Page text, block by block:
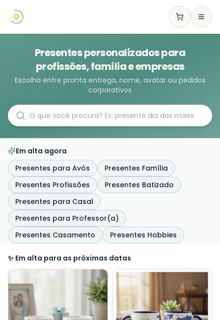
Presentes personalizados para
profissões, família e empresas
Escolha entre pronta entrega, nome, avatar ou pedidos
corporativos
Em alta agora
Presentes para Avós
Presentes Família
Presentes Profissões
Presentes Batizado
Presentes para Casal
Presentes para Professor(a)
Presentes Casamento
Presentes Hobbies
✨ Em alta para as próximas datas